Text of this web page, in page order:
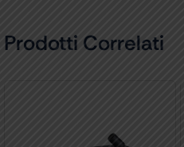
Prodotti Correlati